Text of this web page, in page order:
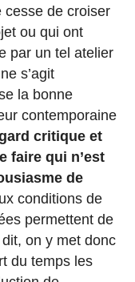
cesse de croiser
ou qui ont
par un tel atelier
s’agit
la bonne
contemporaine
critique et
faire qui n’est
de
conditions de
permettent de
on y met donc
du temps les